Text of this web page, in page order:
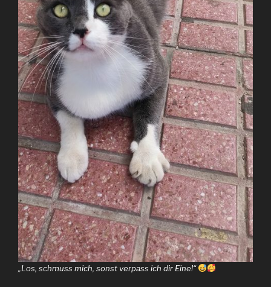
„Los, schmuss mich, sonst verpass ich dir Eine!“